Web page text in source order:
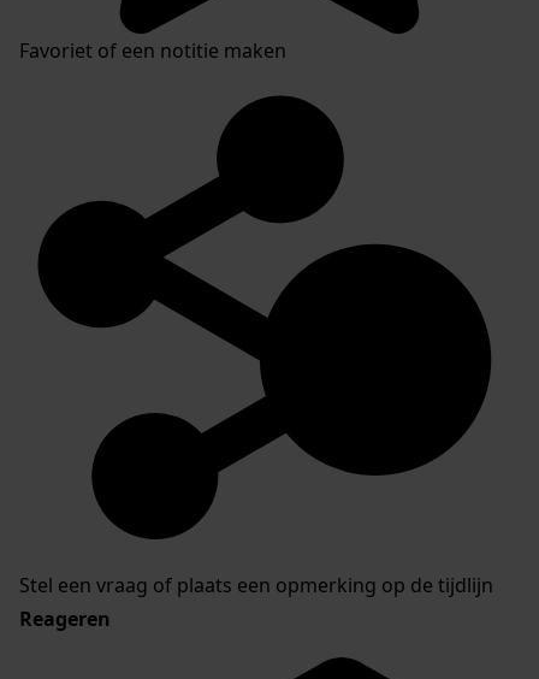
Favoriet of een notitie maken
Stel een vraag of plaats een opmerking op de tijdlijn
Reageren